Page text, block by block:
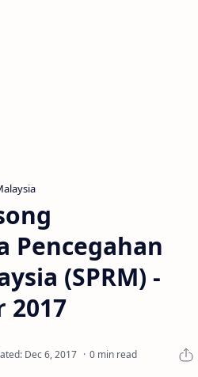
Pencegahan
(SPRM) -
2017
0 min read